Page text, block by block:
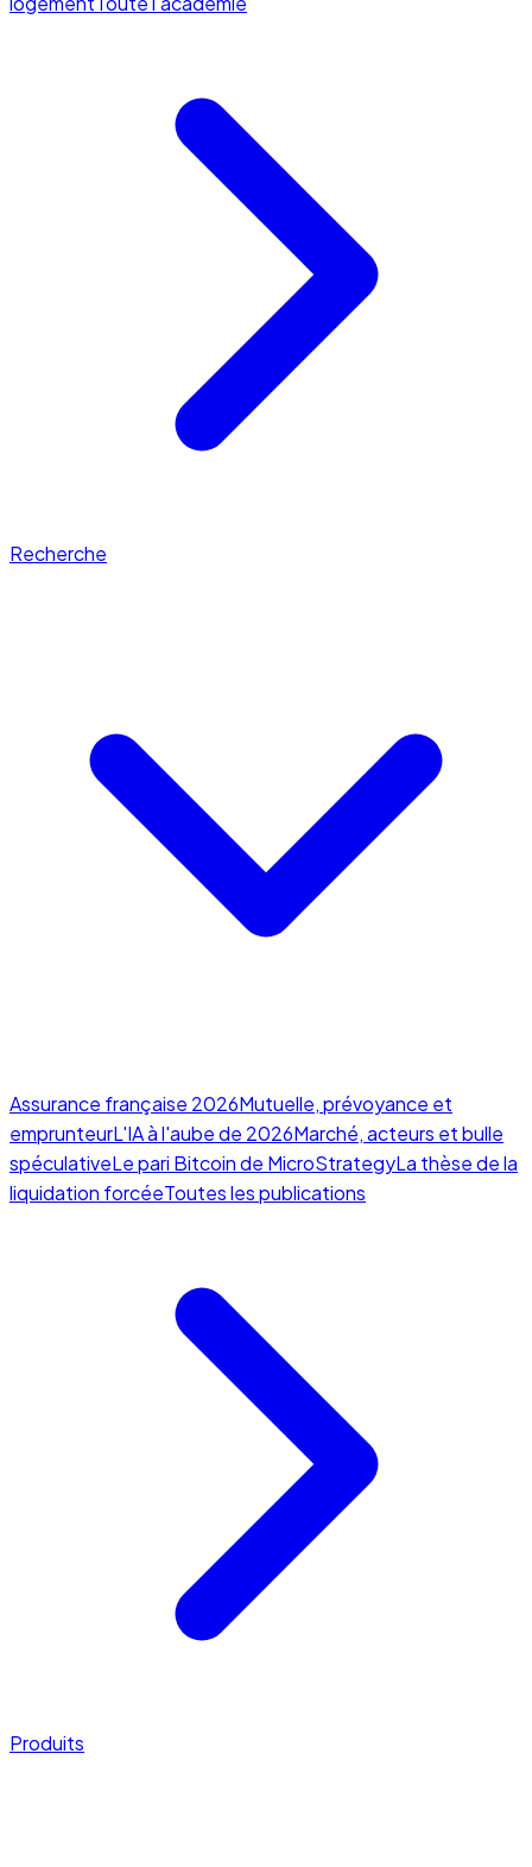
Recherche
Assurance française 2026Mutuelle, prévoyance et
emprunteurL'IA à l'aube de 2026Marché, acteurs et bulle
spéculativeLe pari Bitcoin de MicroStrategyLa thèse de la
liquidation forcéeToutes les publications
Produits